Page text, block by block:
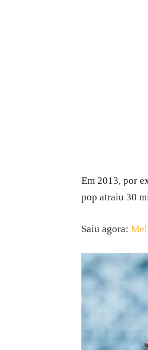
Em 2013, por
pop atraiu 30
Saiu agora: